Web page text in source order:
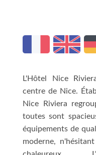
L'Hôtel Nice
centre de Nice.
Nice Riviera
toutes sont
équipements de
moderne,